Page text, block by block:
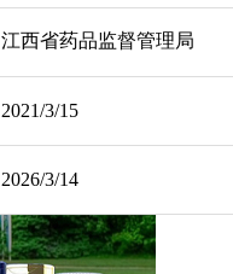
江西省药品监督管理局
2021/3/15
2026/3/14